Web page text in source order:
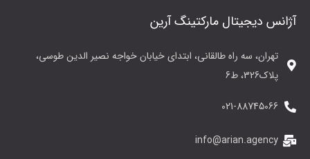
آژانس دیجیتال مارکتینگ آرین
تهران، سه راه طالقانی، ابتدای خیابان خواجه نصیر الدین طوسی،
پلاک326، ط6
021-88745066
info@arian.agency